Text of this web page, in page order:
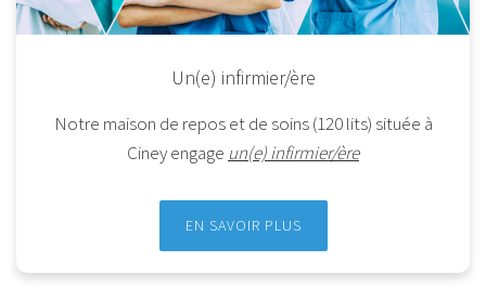
Un(e) infirmier/ère
Notre maison de repos et de soins (120 lits) située à
Ciney engage un(e) infirmier/ère
EN SAVOIR PLUS